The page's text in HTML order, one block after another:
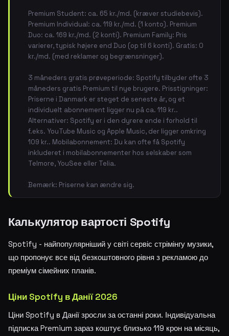
Premium Student: ca. 65 kr./md. (kræver studiebevis).
Premium Individual: ca. 119 kr./md. (1 konto). Premium
Duo: ca. 169 kr./md. (2 konti). Premium Family: Pris
varierer, typisk højere end Duo (op til 6 konti). Gratis: 0
kr./md. (med reklamer og begrænsninger).
3 måneders gratis prøveperiode: Spotify tilbyder ofte 3
måneders gratis Premium til nye brugere. Prisstigninger:
Priserne i Danmark er steget de seneste år, og et
individuelt abonnement ligger nu på ca. 119 kr..
Alternativer: Spotify er i den dyrere ende i forhold til
f.eks. YouTube Music og Apple Music, der ligger omkring
109 kr.. Mobilabonnement: Du kan ofte få Spotify
inkluderet i mobilabonnementer hos selskaber som
Telmore, YouSee eller Telia.
Bemærk: Priserne kan ændre sig.
Калькулятор вартості Spotify
Spotify - найпопулярніший у світі сервіс стрімінгу музики,
що пропонує все від безкоштовного рівня з рекламою до
преміум сімейних планів.
Ціни Spotify в Данії 2026
Ціни Spotify в Данії зросли за останні роки. Індивідуальна
підписка Premium зараз коштує близько 119 крон на місяць,